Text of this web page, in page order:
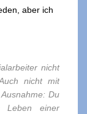
aber ich
nicht
nicht mit
Du
Leben einer